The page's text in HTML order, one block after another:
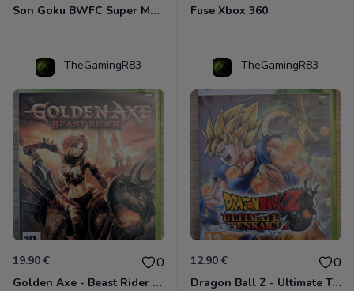
Son Goku BWFC Super Master Stars Fuse Xbox 360
TheGamingR83
19.90 € 0
Golden Axe - Beast Rider Xbox 360
TheGamingR83
12.90 € 0
Dragon Ball Z - Ultimate Tenkaichi Xbox 360